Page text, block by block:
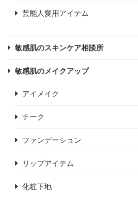
芸能人愛用アイテム
敏感肌のスキンケア相談所
敏感肌のメイクアップ
アイメイク
チーク
ファンデーション
リップアイテム
化粧下地